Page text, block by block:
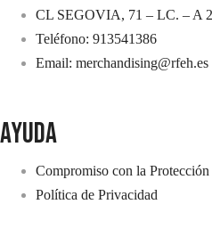
CL SEGOVIA, 71 – LC. – A
Teléfono: 913541386
Email: merchandising@rfeh.es
AYUDA
Compromiso con la Protección
Política de Privacidad